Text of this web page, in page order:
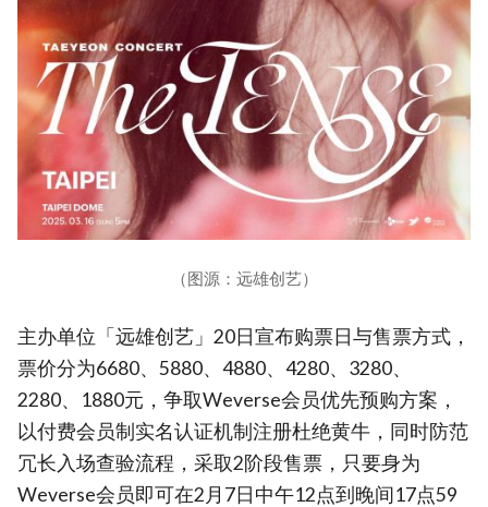
（图源：远雄创艺）
主办单位「远雄创艺」20日宣布购票日与售票方式，
票价分为6680、5880、4880、4280、3280、
2280、1880元，争取Weverse会员优先预购方案，
以付费会员制实名认证机制注册杜绝黄牛，同时防范
冗长入场查验流程，采取2阶段售票，只要身为
Weverse会员即可在2月7日中午12点到晚间17点59